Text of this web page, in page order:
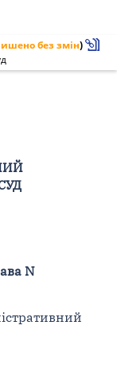
без змін)
N